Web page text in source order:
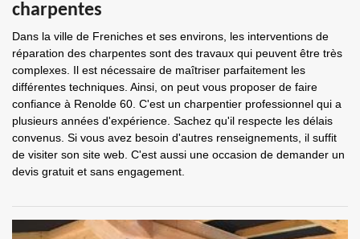
charpentes
Dans la ville de Freniches et ses environs, les interventions de
réparation des charpentes sont des travaux qui peuvent être très
complexes. Il est nécessaire de maîtriser parfaitement les
différentes techniques. Ainsi, on peut vous proposer de faire
confiance à Renolde 60. C'est un charpentier professionnel qui a
plusieurs années d'expérience. Sachez qu'il respecte les délais
convenus. Si vous avez besoin d'autres renseignements, il suffit
de visiter son site web. C'est aussi une occasion de demander un
devis gratuit et sans engagement.